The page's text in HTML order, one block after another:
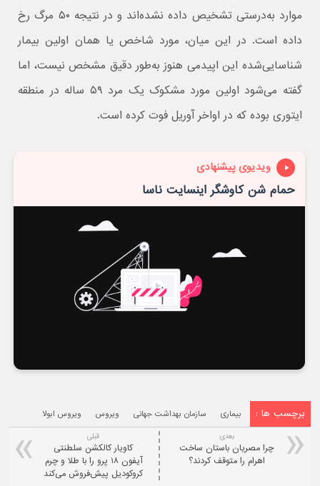
موارد به‌درستی تشخیص داده نشده‌اند و در نتیجه ۵۰ مرگ رخ
داده است. در این میان، مورد شاخص یا همان اولین بیمار
شناسایی‌شده این اپیدمی هنوز به‌طور دقیق مشخص نیست، اما
گفته می‌شود اولین مورد مشکوک یک مرد ۵۹ ساله در منطقه
ایتوری بوده که در اواخر آوریل فوت کرده است.
ویدیوی پیشنهادی
حمام شن کاوشگر اینسایت ناسا
برچسب ها : بیماری سازمان بهداشت جهانی ویروس ویروس ابولا
قبلی
کاویار کالکشن سلطنتی
آیفون ۱۸ پرو را با طلا و چرم
کروکودیل پیش‌فروش می‌کند
بعدی:
چرا مصریان باستان ساخت
اهرام را متوقف کردند؟